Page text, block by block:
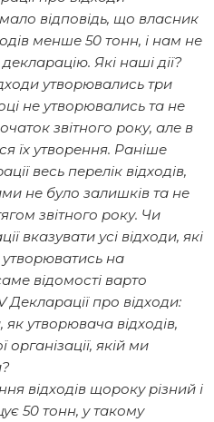
відповідь, що власник
менше 50 тонн, і нам не
Які наші дії?
утворювались три
не утворювались та не
звітного року, але в
їх утворення. Раніше
весь перелік відходів,
не було залишків та не
звітного року. Чи
вказувати усі відходи, які
на
відомості варто
Декларації про відходи:
утворювача відходів,
організації, якій ми
відходів щороку різний і
50 тонн, у такому